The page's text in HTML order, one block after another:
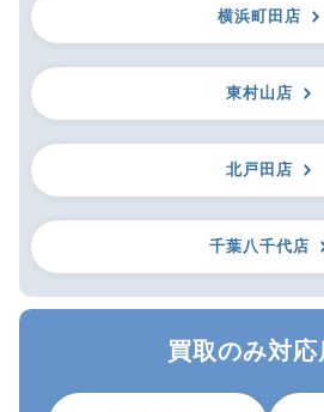
横浜町田店
東村山店
北戸田店
千葉八千代店
買取のみ対応